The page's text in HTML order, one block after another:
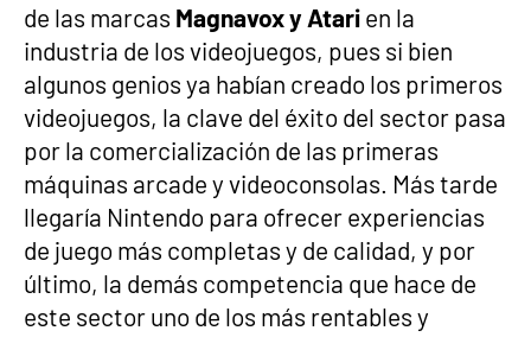
de las marcas Magnavox y Atari en la
industria de los videojuegos, pues si bien
algunos genios ya habían creado los primeros
videojuegos, la clave del éxito del sector pasa
por la comercialización de las primeras
máquinas arcade y videoconsolas. Más tarde
llegaría Nintendo para ofrecer experiencias
de juego más completas y de calidad, y por
último, la demás competencia que hace de
este sector uno de los más rentables y